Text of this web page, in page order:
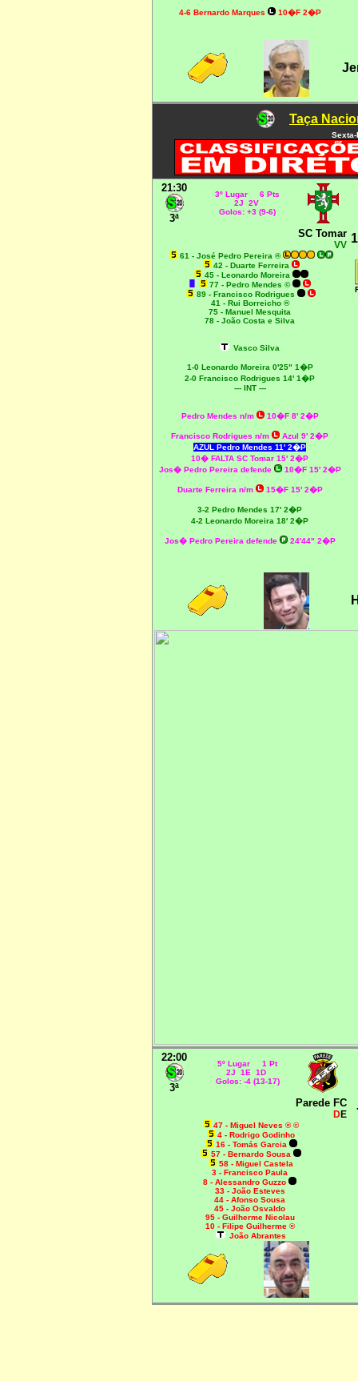
4-6 Bernardo Marques 10�F 2�P
Taça
21:30
3ª
3º Lugar 6 Pts
2J 2V
Golos: +3 (9-6)
SC Tomar
VV
61 - José Pedro Pereira ®
42 - Duarte Ferreira
45 - Leonardo Moreira
77 - Pedro Mendes ©
89 - Francisco Rodrigues
41 - Rui Borreicho ®
75 - Manuel Mesquita
78 - João Costa e Silva
Vasco Silva
1-0 Leonardo Moreira 0'25" 1�P
2-0 Francisco Rodrigues 14' 1�P
--- INT ---
Pedro Mendes n/m 10�F 8' 2�P
Francisco Rodrigues n/m
Azul 9' 2�P
AZUL Pedro Mendes 11' 2�P
10� FALTA SC Tomar 15' 2�P
Jos� Pedro Pereira defende
10�F 15' 2�P
Duarte Ferreira n/m 15�F 15' 2�P
3-2 Pedro Mendes 17' 2�P
4-2 Leonardo Moreira 18' 2�P
Jos� Pedro Pereira defende 24'44" 2�P
22:00
3ª
5º Lugar 1 Pt
2J 1E 1D
Golos: -4 (13-17)
Parede FC
DE
47 - Miguel Neves ® ©
4 - Rodrigo Godinho
16 - Tomás Garcia
57 - Bernardo Sousa
58 - Miguel Castela
3 - Francisco Paula
8 - Alessandro Guzzo
33 - João Esteves
44 - Afonso Sousa
45 - João Osvaldo
95 - Guilherme Nicolau
10 - Filipe Guilherme ®
João Abrantes